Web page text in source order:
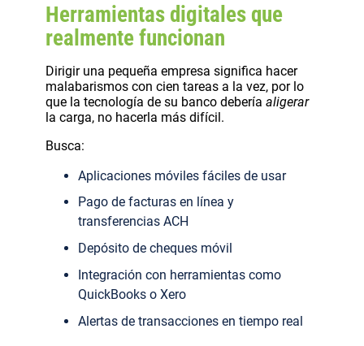
Herramientas digitales que
realmente funcionan
Dirigir una pequeña empresa significa hacer
malabarismos con cien tareas a la vez, por lo
que la tecnología de su banco debería aligerar
la carga, no hacerla más difícil.
Busca:
Aplicaciones móviles fáciles de usar
Pago de facturas en línea y
transferencias ACH
Depósito de cheques móvil
Integración con herramientas como
QuickBooks o Xero
Alertas de transacciones en tiempo real